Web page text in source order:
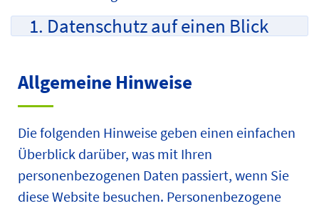
1. Datenschutz auf einen Blick
Allgemeine Hinweise
Die folgenden Hinweise geben einen einfachen
Überblick darüber, was mit Ihren
personenbezogenen Daten passiert, wenn Sie
diese Website besuchen. Personenbezogene